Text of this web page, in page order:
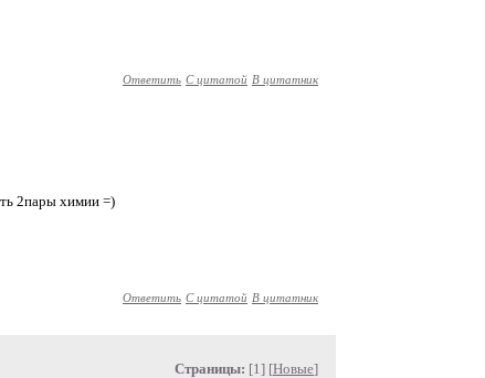
Ответить С цитатой В цитатник
2пары химии =)
Ответить С цитатой В цитатник
Страницы: [1] [Новые]